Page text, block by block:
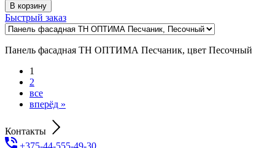
В корзину
Быстрый заказ
Панель фасадная ТН ОПТИМА Песчаник, цвет Песочный
1
2
все
вперёд »
Контакты
+375-44-555-49-30